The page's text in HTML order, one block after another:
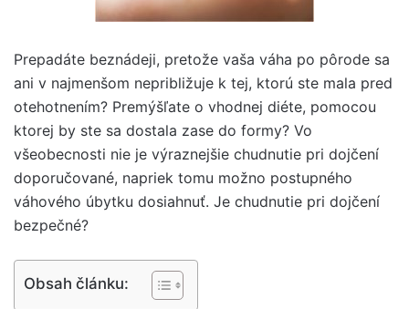
Prepadáte beznádeji, pretože vaša váha po pôrode sa
ani v najmenšom nepribližuje k tej, ktorú ste mala pred
otehotnením? Premýšľate o vhodnej diéte, pomocou
ktorej by ste sa dostala zase do formy? Vo
všeobecnosti nie je výraznejšie chudnutie pri dojčení
doporučované, napriek tomu možno postupného
váhového úbytku dosiahnuť. Je chudnutie pri dojčení
bezpečné?
Obsah článku: